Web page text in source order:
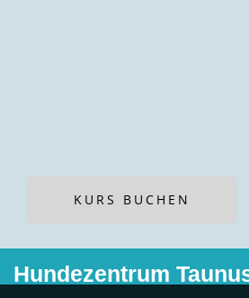
KURS BUCHEN
Hundezentrum